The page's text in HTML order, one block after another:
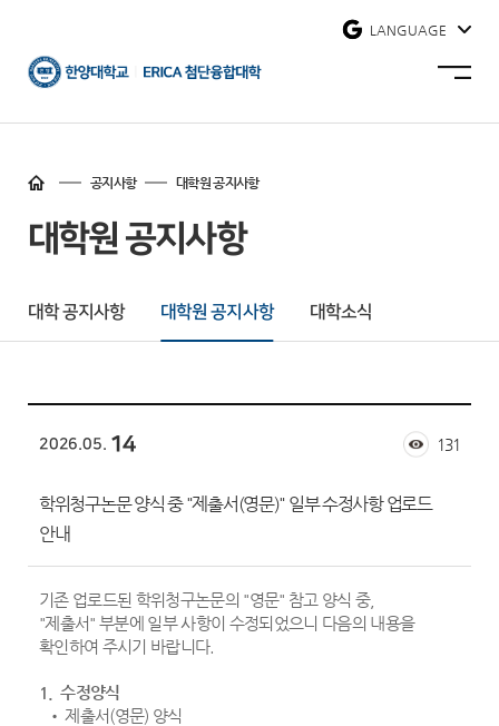
에리카
첨단융합대학
열기
LANGUAGE
바로가기
공지사항 대학원 공지사항
대학원 공지사항
대학 공지사항 대학원 공지사항 대학소식
2026.05. 14
학위청구논문 양식 중 "제출서(영문)" 일부 수정사항 업로드
안내
131
기존 업로드된 학위청구논문의 "영문" 참고 양식 중,
"제출서" 부분에 일부 사항이 수정되었으니 다음의 내용을
확인하여 주시기 바랍니다.
1. 수정양식
•제출서(영문) 양식